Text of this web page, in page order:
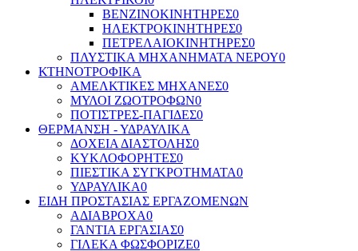
ΒΕΝΖΙΝΟΚΙΝΗΤΗΡΕΣ0
ΗΛΕΚΤΡΟΚΙΝΗΤΗΡΕΣ0
ΠΕΤΡΕΛΑΙΟΚΙΝΗΤΗΡΕΣ0
ΠΛΥΣΤΙΚΑ ΜΗΧΑΝΗΜΑΤΑ ΝΕΡΟΥ0
ΚΤΗΝΟΤΡΟΦΙΚΑ
ΑΜΕΛΚΤΙΚΕΣ ΜΗΧΑΝΕΣ0
ΜΥΛΟΙ ΖΩΟΤΡΟΦΩΝ0
ΠΟΤΙΣΤΡΕΣ-ΠΑΓΙΔΕΣ0
ΘΕΡΜΑΝΣΗ - ΥΔΡΑΥΛΙΚΑ
ΔΟΧΕΙΑ ΔΙΑΣΤΟΛΗΣ0
ΚΥΚΛΟΦΟΡΗΤΕΣ0
ΠΙΕΣΤΙΚΑ ΣΥΓΚΡΟΤΗΜΑΤΑ0
ΥΔΡΑΥΛΙΚΑ0
ΕΙΔΗ ΠΡΟΣΤΑΣΙΑΣ ΕΡΓΑΖΟΜΕΝΩΝ
ΑΔΙΑΒΡΟΧΑ0
ΓΑΝΤΙΑ ΕΡΓΑΣΙΑΣ0
ΓΙΛΕΚΑ ΦΩΣΦΟΡΙΖΕ0